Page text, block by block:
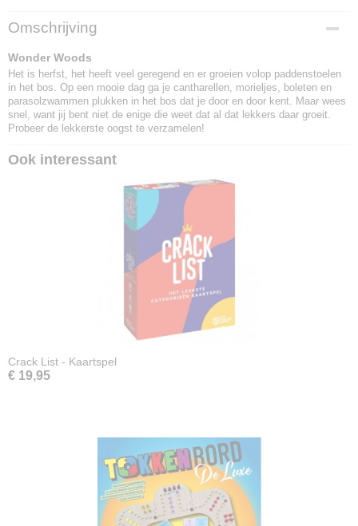
EAN code
3664824001536
Omschrijving
Wonder Woods
Het is herfst, het heeft veel geregend en er groeien volop paddenstoelen
in het bos. Op een mooie dag ga je cantharellen, morieljes, boleten en
parasolzwammen plukken in het bos dat je door en door kent. Maar wees
snel, want jij bent niet de enige die weet dat al dat lekkers daar groeit.
Probeer de lekkerste oogst te verzamelen!
Ook interessant
Crack List - Kaartspel
€ 19,95